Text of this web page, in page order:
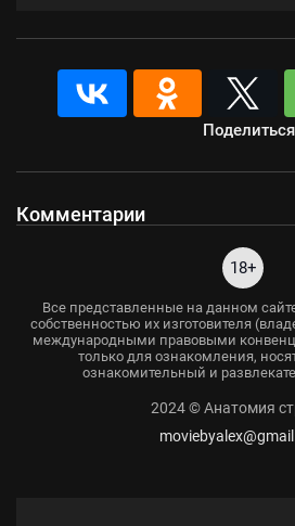
Поделиться
Комментарии
18+
Все представленные на данном
собственностью их изготовителя
международными правовыми
только для ознакомления,
ознакомительный и
2024 © Анатомия